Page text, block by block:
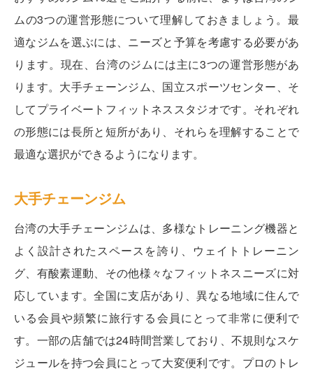
ムの3つの運営形態について理解しておきましょう。最
適なジムを選ぶには、ニーズと予算を考慮する必要があ
ります。現在、台湾のジムには主に3つの運営形態があ
ります。大手チェーンジム、国立スポーツセンター、そ
してプライベートフィットネススタジオです。それぞれ
の形態には長所と短所があり、それらを理解することで
最適な選択ができるようになります。
大手チェーンジム
台湾の大手チェーンジムは、多様なトレーニング機器と
よく設計されたスペースを誇り、ウェイトトレーニン
グ、有酸素運動、その他様々なフィットネスニーズに対
応しています。全国に支店があり、異なる地域に住んで
いる会員や頻繁に旅行する会員にとって非常に便利で
す。一部の店舗では24時間営業しており、不規則なスケ
ジュールを持つ会員にとって大変便利です。プロのトレ